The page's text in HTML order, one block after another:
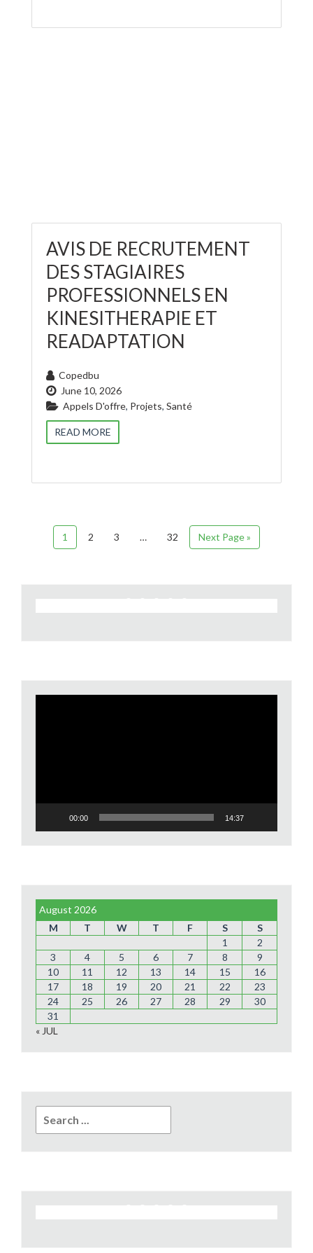
AVIS DE RECRUTEMENT
DES STAGIAIRES
PROFESSIONNELS EN
KINESITHERAPIE ET
READAPTATION
Copedbu
June 10, 2026
Appels D'offre, Projets, Santé
READ MORE
1 2 3 … 32 Next Page »
00:00 14:37
August 2026
M
T W T F S
S
1
2
3
4 5 6 7 8
9
10
11 12 13 14 15
16
17
18 19 20 21 22
23
24
25 26 27 28 29
30
31
« JUL
for: